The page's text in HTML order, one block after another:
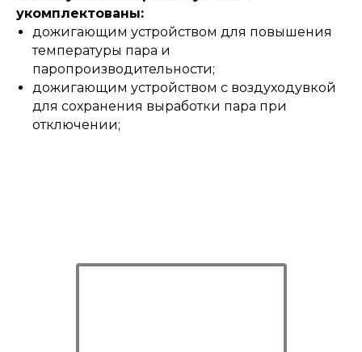
укомплектованы:
дожигающим устройством для повышения
температуры пара и
паропроизводительности;
дожигающим устройством с воздуходувкой
для сохранения выработки пара при
отключении;